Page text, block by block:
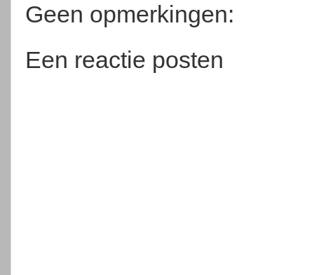
Geen opmerkingen:
Een reactie posten